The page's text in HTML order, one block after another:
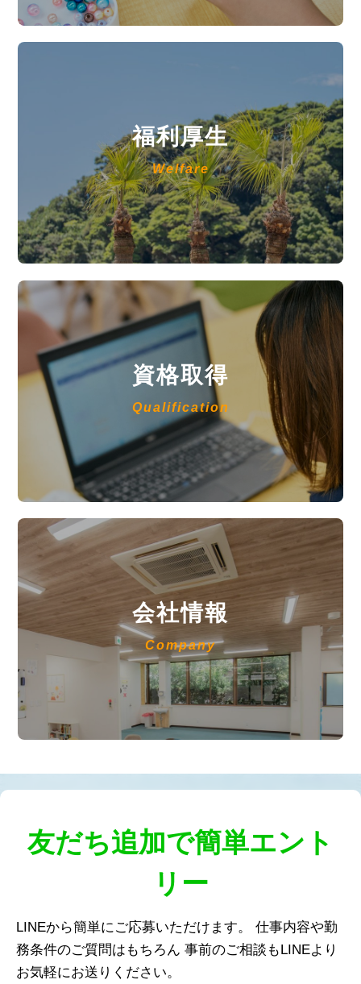
福利厚生
Welfare
資格取得
Qualification
会社情報
Company
友だち追加で簡単エント
リー
LINEから簡単にご応募いただけます。
仕事内容や勤
務条件のご質問はもちろん 事前のご相談もLINEより
お気軽にお送りください。